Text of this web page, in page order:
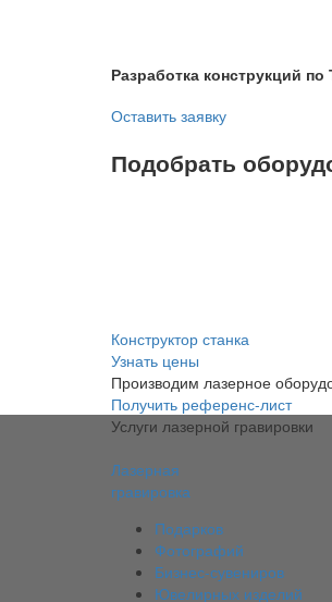
Разработка конструкций по
Оставить заявку
Подобрать
Конструктор станка
Узнать цены
Производим лазерное
Получить референс-лист
Услуги лазерной гравировки
Лазерная
гравировка
Подарков
Фотографий
Бизнес-сувениров
Ювелирных изделий